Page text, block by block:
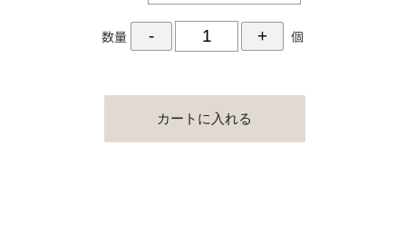
数量 個